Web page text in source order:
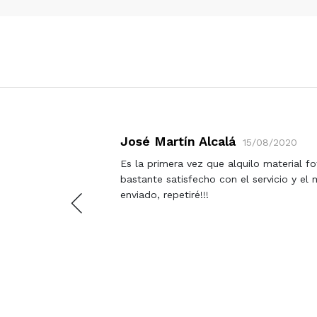
José Martín Alcalá
15/08/2020
Es la primera vez que alquilo material
bastante satisfecho con el servicio y el
enviado, repetiré!!!